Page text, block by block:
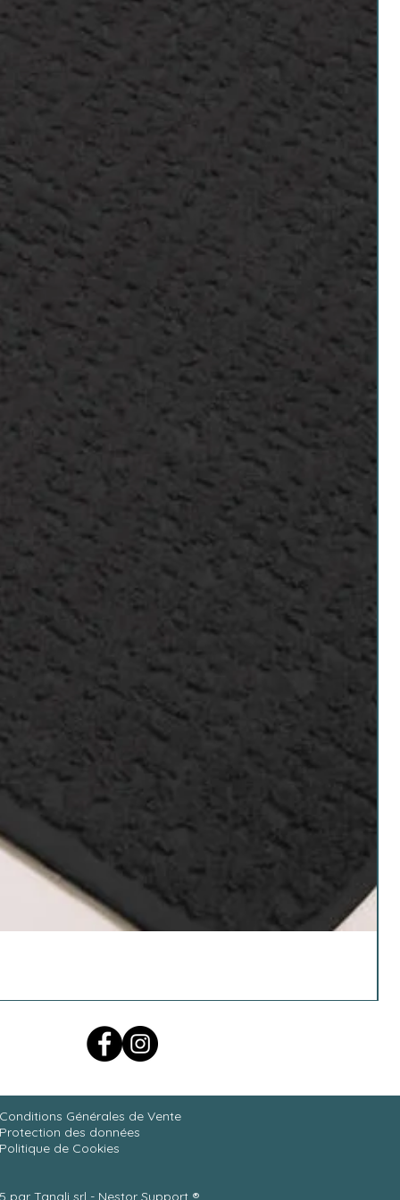
Conditions Générales de Vente
Protection des données
Politique de Cookies
par Tanali srl - Nestor Support ®